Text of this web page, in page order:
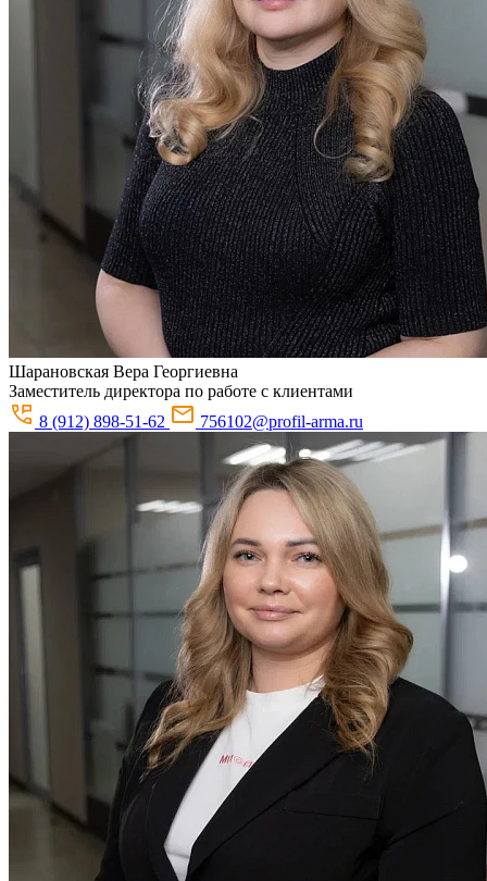
Шарановская Вера Георгиевна
Заместитель директора по работе с клиентами
8 (912) 898-51-62
756102@profil-arma.ru